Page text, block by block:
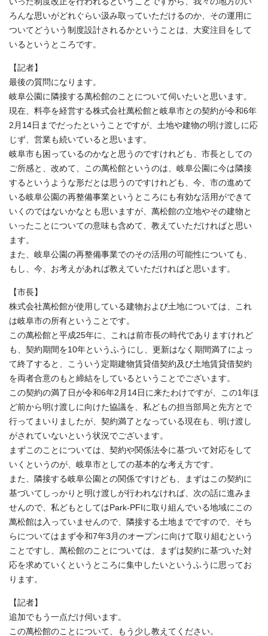
ろんな思いがどれぐらい汲み取っていただけるのか、その運用に
ついてどういう制度設計されるかということは、大変注目をして
いるというところです。
【記者】
最後の質問になります。
岐阜公園に隣接する萬松館のことについて伺いたいと思います。
現在、料亭を経営する株式会社萬松館と岐阜市との契約が令和6年
2月14日までだったということですが、土地や建物の明け渡しに応
じず、営業も続いていると思います。
岐阜市も困っているのかなと思うのですけれども、市長としての
ご所感と、改めて、この萬松館というのは、岐阜公園に今は隣接
するというような形だとは思うのですけれども、今、市の進めて
いる岐阜公園の再整備事業というところにも有効な活用ができて
いくのではないかなとも思いますが、萬松館の立地やその建物と
いったことについての意味も含めて、教えていただければと思い
ます。
また、岐阜公園の再整備事業でのその活用の可能性についても、
もし、今、お考えがあれば教えていただければと思います。
【市長】
株式会社萬松館が使用している建物および土地については、これ
は岐阜市の所有ということです。
この萬松館と平成25年に、これは前市長の時代でありますけれど
も、契約期間を10年というふうにし、更新はなく期間満了によっ
て終了すると、こういう定期建物賃貸借契約及び土地賃貸借契約
を両者合意のもと締結をしているということでございます。
この契約の満了日が令和6年2月14日に来たわけですが、この1年ほ
ど前から明け渡しに向けた協議を、私どもの担当部局と先方とで
行ってまいりましたが、契約満了となっている現在も、明け渡し
がされていないという状況でございます。
まずこのことについては、契約や関係法令に基づいて対応をして
いくというのが、岐阜市としての基本的な考え方です。
また、隣接する岐阜公園との関係ですけども、まずはこの契約に
基づいてしっかりと明け渡しが行われなければ、次の話に進みま
せんので、私どもとしてはPark-PFIに取り組んでいる地域にこの
萬松館は入っていませんので、隣接する土地までですので、そち
らについてはまず令和7年3月のオープンに向けて取り組むという
ことですし、萬松館のことについては、まずは契約に基づいた対
応を求めていくというところに集中したいというふうに思ってお
ります。
【記者】
追加でもう一点だけ伺います。
この萬松館のことについて、もう少し教えてください。